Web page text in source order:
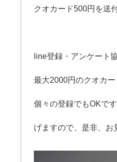
クオカード500円を送
line登録・アンケート
最大2000円のクオカー
個々の登録でもOKで
げますので、是非、お